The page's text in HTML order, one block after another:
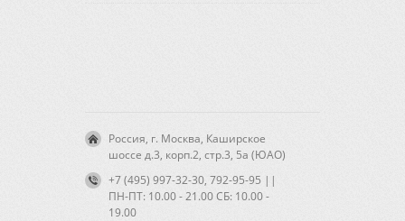
Россия, г. Москва, Каширское
шоссе д.3, корп.2, стр.3, 5а (ЮАО)
+7 (495) 997-32-30, 792-95-95 ||
ПН-ПТ: 10.00 - 21.00 CБ: 10.00 -
19.00